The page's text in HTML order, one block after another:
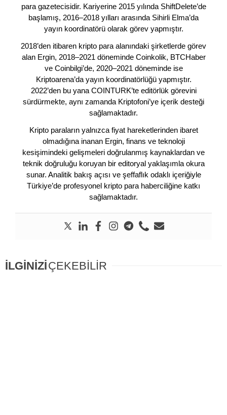
para gazetecisidir. Kariyerine 2015 yılında ShiftDelete’de
başlamış, 2016–2018 yılları arasında Sihirli Elma’da
yayın koordinatörü olarak görev yapmıştır.
2018’den itibaren kripto para alanındaki şirketlerde görev
alan Ergin, 2018–2021 döneminde Coinkolik, BTCHaber
ve Coinbilgi’de, 2020–2021 döneminde ise
Kriptoarena’da yayın koordinatörlüğü yapmıştır.
2022’den bu yana COINTURK’te editörlük görevini
sürdürmekte, aynı zamanda Kriptofoni’ye içerik desteği
sağlamaktadır.
Kripto paraların yalnızca fiyat hareketlerinden ibaret
olmadığına inanan Ergin, finans ve teknoloji
kesişimindeki gelişmeleri doğrulanmış kaynaklardan ve
teknik doğruluğu koruyan bir editoryal yaklaşımla okura
sunar. Analitik bakış açısı ve şeffaflık odaklı içeriğiyle
Türkiye’de profesyonel kripto para haberciliğine katkı
sağlamaktadır.
İLGİNİZİÇEKEBİLİR